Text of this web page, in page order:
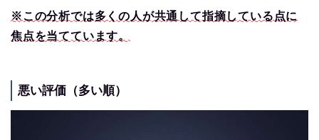
※この分析では多くの人が共通して指摘している点に
焦点を当てています。
悪い評価（多い順）